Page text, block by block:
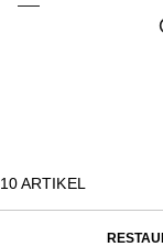
10ARTIKEL